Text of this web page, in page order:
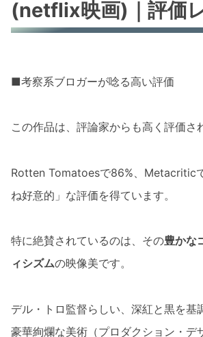
(netflix映画)｜評価
■考察系ブロガーが唸る高い評価
この作品は、評論家からも高く評価さ
Rotten Tomatoesで86%、Metacritic
ね好意的」な評価を得ています。
特に絶賛されているのは、その豊かな
ィシズムの映像美です。
デル・トロ監督らしい、深紅と黒を基
豪華絢爛な美術（プロダクション・デ